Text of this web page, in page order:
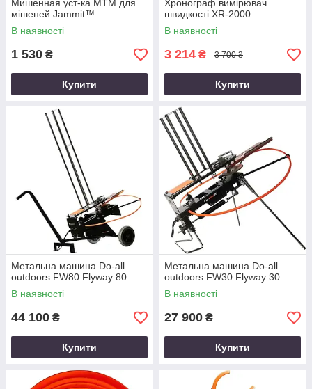
Мишенная уст-ка MTM для
мішеней Jammit™
В наявності
1 530 ₴
Купити
Хронограф вимірювач
швидкості XR-2000
В наявності
3 214 ₴ 3 700 ₴
Купити
Метальна машина Do-all
outdoors FW80 Flyway 80
В наявності
44 100 ₴
Купити
Метальна машина Do-all
outdoors FW30 Flyway 30
В наявності
27 900 ₴
Купити